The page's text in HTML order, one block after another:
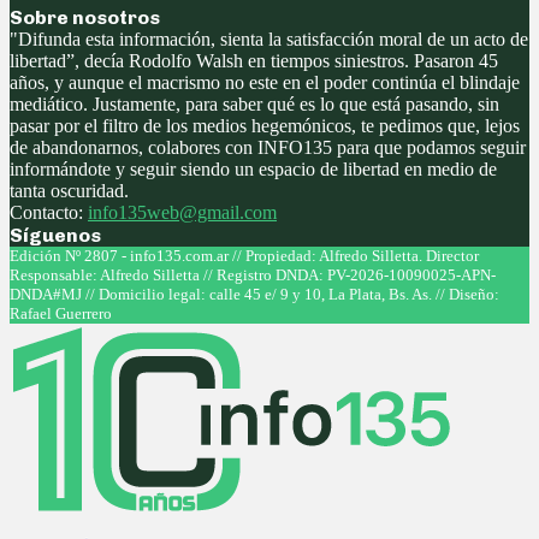
Sobre nosotros
"Difunda esta información, sienta la satisfacción moral de un acto de
libertad”, decía Rodolfo Walsh en tiempos siniestros. Pasaron 45
años, y aunque el macrismo no este en el poder continúa el blindaje
mediático. Justamente, para saber qué es lo que está pasando, sin
pasar por el filtro de los medios hegemónicos, te pedimos que, lejos
de abandonarnos, colabores con INFO135 para que podamos seguir
informándote y seguir siendo un espacio de libertad en medio de
tanta oscuridad.
Contacto: info135web@gmail.com
Síguenos
Facebook
Twitter
Instagram
Youtube
Edición Nº 2807 - info135.com.ar // Propiedad: Alfredo Silletta. Director
Responsable: Alfredo Silletta // Registro DNDA: PV-2026-10090025-APN-
DNDA#MJ // Domicilio legal: calle 45 e/ 9 y 10, La Plata, Bs. As. // Diseño:
Rafael Guerrero